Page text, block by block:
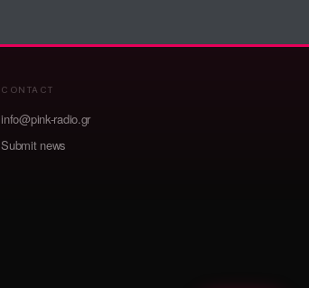
CONTACT
info@pink-radio.gr
Submit news